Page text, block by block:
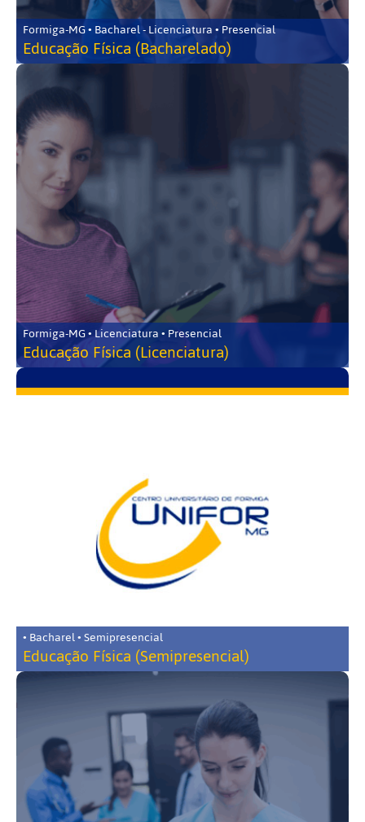
Formiga-MG • Bacharel - Licenciatura • Presencial
Educação Física (Bacharelado)
Formiga-MG • Licenciatura • Presencial
Educação Física (Licenciatura)
• Bacharel • Semipresencial
Educação Física (Semipresencial)